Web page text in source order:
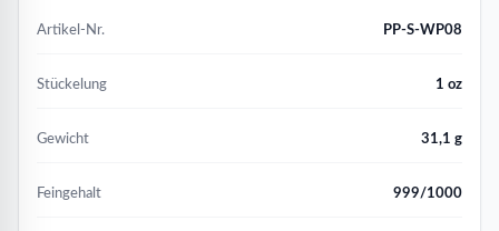
Artikel-Nr. PP-S-WP08
Stückelung 1 oz
Gewicht 31,1 g
Feingehalt 999/1000